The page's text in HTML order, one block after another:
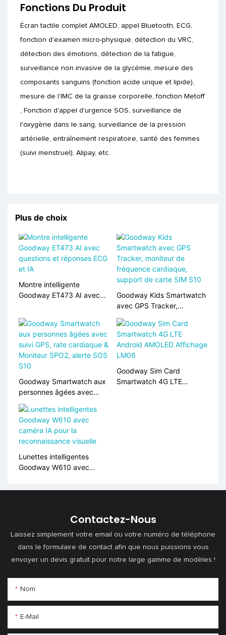
Fonctions Du Produit
Écran tactile complet AMOLED, appel Bluetooth, ECG,
fonction d'examen micro-physique, détection du VRC,
détection des émotions, détection de la fatigue,
surveillance non invasive de la glycémie, mesure des
composants sanguins (fonction acide urique et lipide),
mesure de l'IMC de la graisse corporelle, fonction Metoff
, Fonction d'appel d'urgence SOS, surveillance de
l'oxygène dans le sang, surveillance de la pression
artérielle, entraînement respiratoire, santé des femmes
(suivi menstruel), Alipay, etc.
Plus de choix
Montre intelligente
Goodway ET473 AI avec
et IA
Goodway Kids Smartwatch
avec GPS Tracker,
moniteur de fréquence
cardiaque, support de
carte SIM S10
Goodway Smartwatch aux
personnes âgées avec
suivi GPS, rate cardiaque &
Moniteur SPO2, alerte SOS
S10
Goodway Sim Card
Smartwatch 4G LTE
Lunettes intelligentes
Goodway W610 avec
reconnaissance visuelle
Contactez-Nous
Laissez simplement votre email ou votre numéro de téléphone
dans le formulaire de contact afin que nous puissions vous
envoyer un devis gratuit pour notre large gamme de modèles !
Nom
E-Mail